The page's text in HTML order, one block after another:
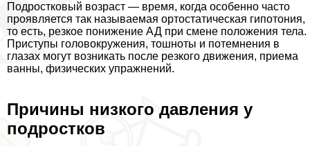
Подростковый возраст — время, когда особенно часто
проявляется так называемая ортостатическая гипотония,
то есть, резкое понижение АД при смене положения тела.
Приступы головокружения, тошноты и потемнения в
глазах могут возникать после резкого движения, приема
ванны, физических упражнений.
Причины низкого давления у
подростков